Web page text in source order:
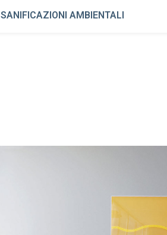
SANIFICAZIONI AMBIENTALI